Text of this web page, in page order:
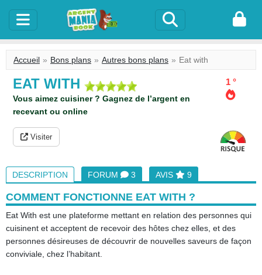
Accueil Bons plans Autres bons plans Eat with
EAT WITH 1 °
Vous aimez cuisiner ? Gagnez de l’argent en
recevant ou online
Visiter
DESCRIPTION FORUM 3 AVIS 9
COMMENT FONCTIONNE EAT WITH ?
Eat With est une plateforme mettant en relation des personnes qui
cuisinent et acceptent de recevoir des hôtes chez elles, et des
personnes désireuses de découvrir de nouvelles saveurs de façon
conviviale, chez l’habitant.